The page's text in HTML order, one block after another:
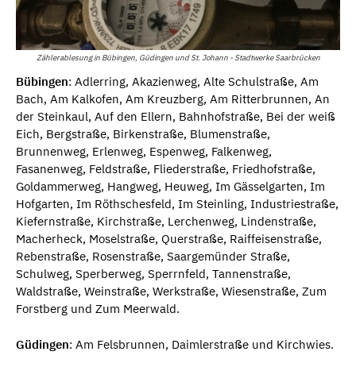
Zählerablesung in Bübingen, Güdingen und St. Johann - Stadtwerke Saarbrücken
Bübingen: Adlerring, Akazienweg, Alte Schulstraße, Am
Bach, Am Kalkofen, Am Kreuzberg, Am Ritterbrunnen, An
der Steinkaul, Auf den Ellern, Bahnhofstraße, Bei der weiß
Eich, Bergstraße, Birkenstraße, Blumenstraße,
Brunnenweg, Erlenweg, Espenweg, Falkenweg,
Fasanenweg, Feldstraße, Fliederstraße, Friedhofstraße,
Goldammerweg, Hangweg, Heuweg, Im Gässelgarten, Im
Hofgarten, Im Röthschesfeld, Im Steinling, Industriestraße,
Kiefernstraße, Kirchstraße, Lerchenweg, Lindenstraße,
Macherheck, Moselstraße, Querstraße, Raiffeisenstraße,
Rebenstraße, Rosenstraße, Saargemünder Straße,
Schulweg, Sperberweg, Sperrnfeld, Tannenstraße,
Waldstraße, Weinstraße, Werkstraße, Wiesenstraße, Zum
Forstberg und Zum Meerwald.
Güdingen: Am Felsbrunnen, Daimlerstraße und Kirchwies.